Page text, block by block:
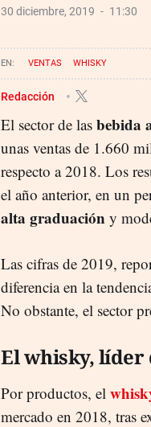
30 diciembre, 2019 11:30
VENTAS WHISKY
Redacción
El sector de las bebida
unas ventas de 1.660
respecto a 2018. Los
el año anterior, en un
alta graduación y
Las cifras de 2019,
diferencia en la
No obstante, el sector
El whisky, líder
Por productos, el
mercado en 2018, tras